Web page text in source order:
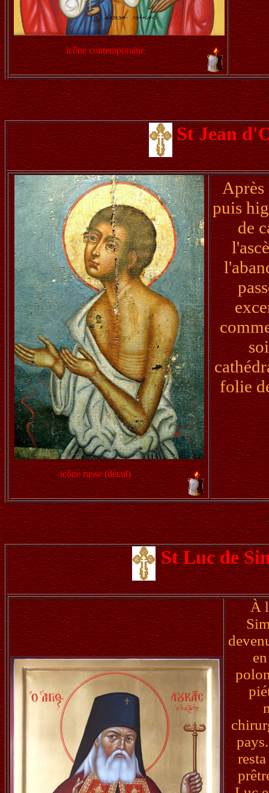
icône contemporaine
St Jean
icône russe (détail)
Après
puis
de
folie
St Luc de
À